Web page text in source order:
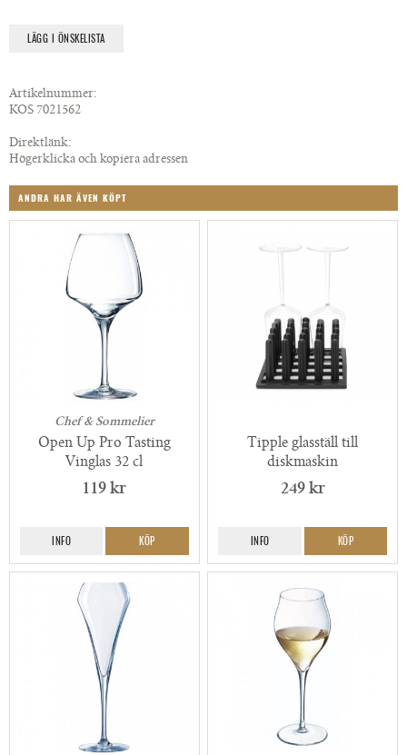
LÄGG I ÖNSKELISTA
Artikelnummer:
KOS 7021562
Direktlänk:
Högerklicka och kopiera adressen
ANDRA HAR ÄVEN KÖPT
Chef & Sommelier
Open Up Pro Tasting
Vinglas 32 cl
119 kr
INFO KÖP
Tipple glasställ till
diskmaskin
249 kr
INFO KÖP